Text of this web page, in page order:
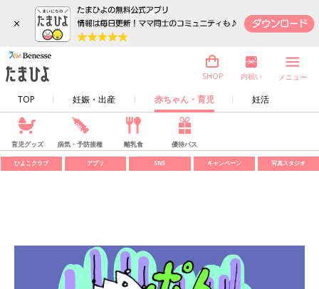
×
TOP 妊娠・出産 赤ちゃん・育児 妊活
SHOP 内祝い メニュー
育児グッズ 病気・予防接種 離乳食 優待パス
ひよこクラブ アプリ SNS キャンペーン 写真スタジオ